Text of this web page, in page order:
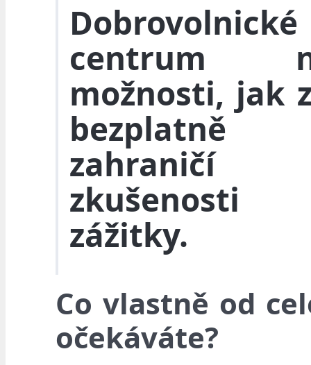
Dobrovolnické
centrum
možnosti, jak
zahraničí
zážitky.
Co vlastně od
očekáváte?